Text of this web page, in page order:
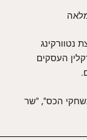
נטוורקינג
העסקים
הכס", "שר